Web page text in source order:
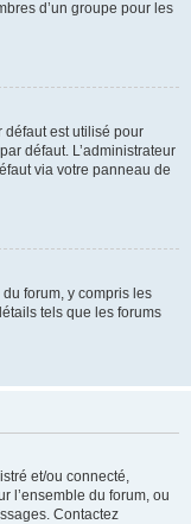
d’un groupe pour les
défaut est utilisé pour
défaut. L’administrateur
via votre panneau de
forum, y compris les
tels que les forums
et/ou connecté,
l’ensemble du forum, ou
Contactez